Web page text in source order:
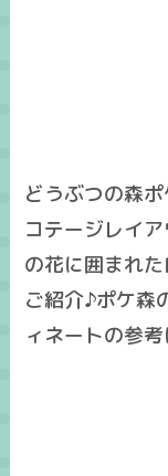
どうぶつの森
コテージレイ
の花に囲まれ
ご紹介♪ポケ森
ィネートの参考